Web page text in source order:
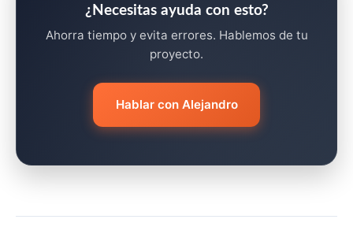
¿Necesitas ayuda con esto?
Ahorra tiempo y evita errores. Hablemos de tu
proyecto.
Hablar con Alejandro